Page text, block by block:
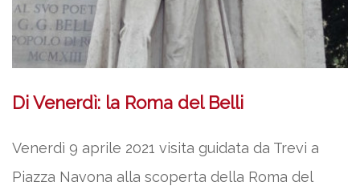
Di Venerdì: la Roma del Belli
Venerdì 9 aprile 2021 visita guidata da Trevi a
Piazza Navona alla scoperta della Roma del